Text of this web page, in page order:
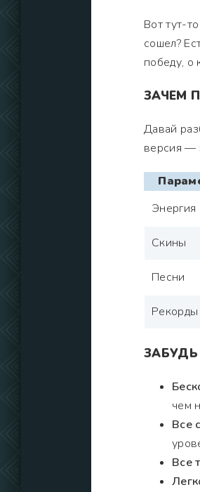
Вот тут-
сошел?
победу, о
ЗАЧЕМ
Давай
версия —
Энергия
Скины
Песни
Рекорды
чем
Все
Все